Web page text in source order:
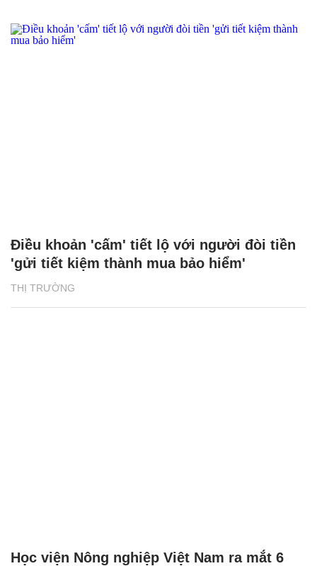
THỊ TRƯỜNG
Điều khoản 'cấm' tiết lộ với người đòi tiền
'gửi tiết kiệm thành mua bảo hiểm'
Học viện Nông nghiệp Việt Nam ra mắt 6